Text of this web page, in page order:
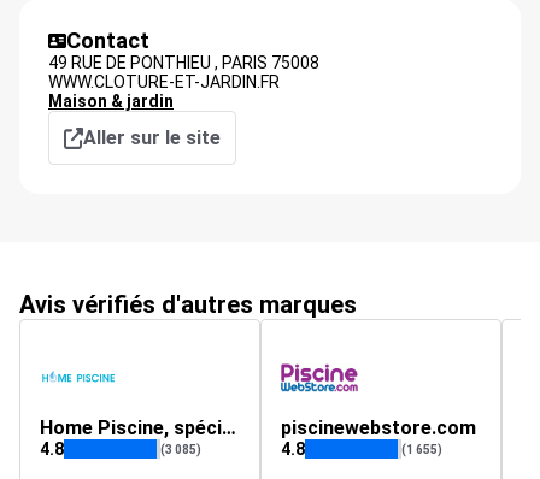
Contact
49 RUE DE PONTHIEU , PARIS 75008
WWW.CLOTURE-ET-JARDIN.FR
Maison & jardin
Aller sur le site
Avis vérifiés d'autres marques
Home Piscine, spécialiste de la piscine et du bien être
4.8 (3 085)
piscinewebstore.com
4.8 (1 655)